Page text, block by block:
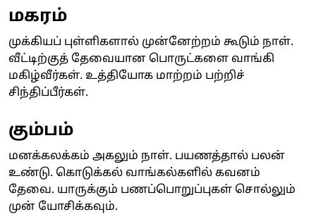
மகரம்
முக்கியப் புள்ளிகளால் முன்னேற்றம் கூடும் நாள்.
வீட்டிற்குத் தேவையான பொருட்களை வாங்கி
மகிழ்வீர்கள். உத்தியோக மாற்றம் பற்றிச்
சிந்திப்பீர்கள்.
கும்பம்
மனக்கலக்கம் அகலும் நாள். பயணத்தால் பலன்
உண்டு. கொடுக்கல் வாங்கல்களில் கவனம்
தேவை. யாருக்கும் பணப்பொறுப்புகள் சொல்லும்
முன் யோசிக்கவும்.